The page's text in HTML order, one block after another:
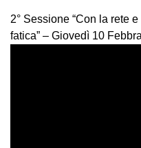
2° Sessione “Con la rete
fatica” – Giovedì 10